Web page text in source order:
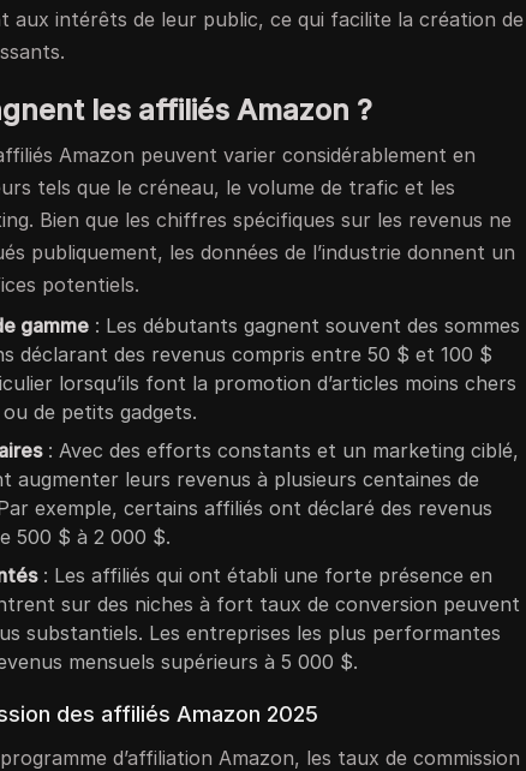
aux intérêts de leur public, ce qui facilite la création de
les affiliés Amazon ?
Amazon peuvent varier considérablement en
tels que le créneau, le volume de trafic et les
Bien que les chiffres spécifiques sur les revenus ne
publiquement, les données de l’industrie donnent un
potentiels.
gamme : Les débutants gagnent souvent des sommes
déclarant des revenus compris entre 50 $ et 100 $
lorsqu’ils font la promotion d’articles moins chers
de petits gadgets.
: Avec des efforts constants et un marketing ciblé,
augmenter leurs revenus à plusieurs centaines de
exemple, certains affiliés ont déclaré des revenus
500 $ à 2 000 $.
: Les affiliés qui ont établi une forte présence en
sur des niches à fort taux de conversion peuvent
substantiels. Les entreprises les plus performantes
mensuels supérieurs à 5 000 $.
des affiliés Amazon 2025
d’affiliation Amazon, les taux de commission